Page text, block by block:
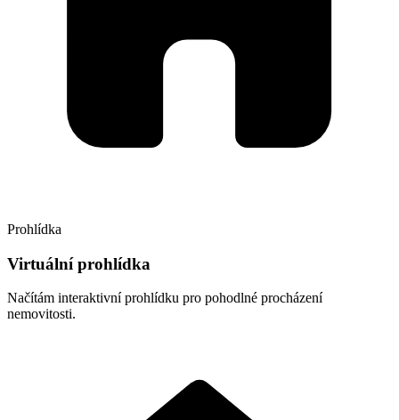
Prohlídka
Virtuální prohlídka
Načítám interaktivní prohlídku pro pohodlné procházení
nemovitosti.